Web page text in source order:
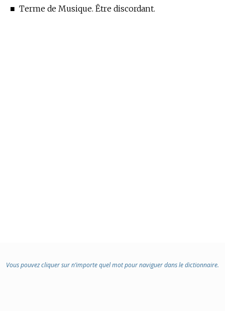
■ Terme de Musique. Être discordant.
Vous pouvez cliquer sur n’importe quel mot pour naviguer dans le dictionnaire.